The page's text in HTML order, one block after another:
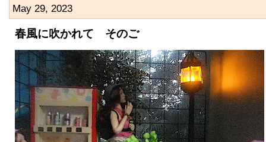
May 29, 2023
春風に吹かれて そのご